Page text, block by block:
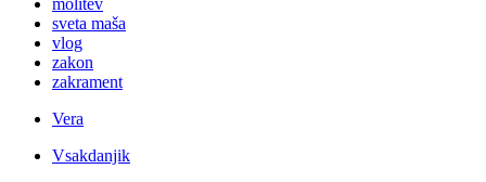
molitev
sveta maša
vlog
zakon
zakrament
Vera
Vsakdanjik